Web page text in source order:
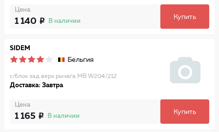
Цена
1 140 В наличии
Купить
SIDEM
Бельгия
с/блок зад.верх.рычага MB W204/212
Доставка: Завтра
Цена
1 165 В наличии
Купить